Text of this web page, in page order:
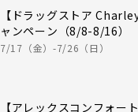
【ドラッグストア
ャンペーン（8/8-8/16）
7/17（金）-7/26（日）
【アレックスコンフォー